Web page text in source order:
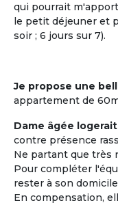
qui pourrait
le petit déjeuner et
soir ; 6 jours sur 7).
Je propose une
appartement de
Dame âgée
contre présence
Ne partant que très
Pour compléter
rester à son
En compensation,
Des